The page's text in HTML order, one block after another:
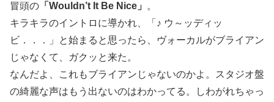
冒頭の 「Wouldn’t It Be Nice」
。
キラキラのイントロに導かれ、「♪ ウ～ッディッ
ビ．．．」と始まると思ったら、ヴォーカルがブライアン
じゃなくて、ガクッと来た。
なんだよ、これもブライアンじゃないのかよ。スタジオ盤
の綺麗な声はもう出ないのはわかってる。しわがれちゃっ